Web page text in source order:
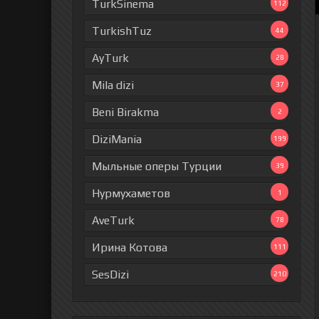
TurkSinema 112
TurkishTuz 44
AyTurk 28
Mila dizi 37
Beni Birakma 2
DiziMania 199
Мыльные оперы Турции 39
Нурмухаметов 1
AveTurk 78
Ирина Котова 111
SesDizi 210